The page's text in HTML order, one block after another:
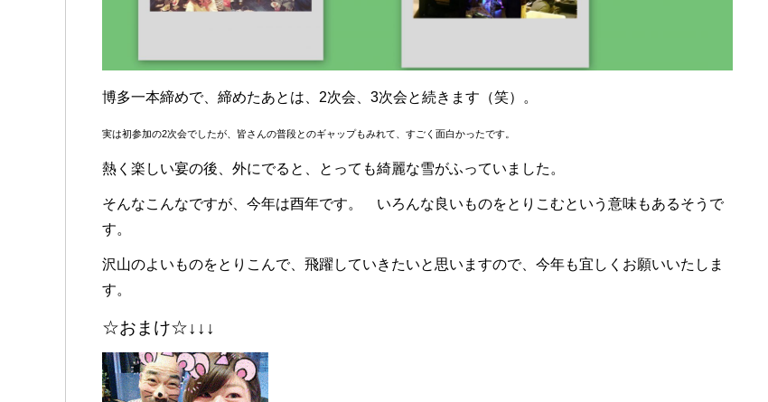
博多一本締めで、締めたあとは、2次会、3次会と続きます（笑）。
実は初参加の2次会でしたが、皆さんの普段とのギャップもみれて、すごく面白かったです。
熱く楽しい宴の後、外にでると、とっても綺麗な雪がふっていました。
そんなこんなですが、今年は酉年です。 いろんな良いものをとりこむという意味もあるそうで
す。
沢山のよいものをとりこんで、飛躍していきたいと思いますので、今年も宜しくお願いいたしま
す。
☆おまけ☆↓↓↓